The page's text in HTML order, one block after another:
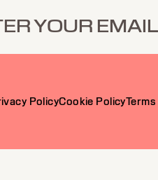
YOUR EMAIL
PolicyCookie Policy